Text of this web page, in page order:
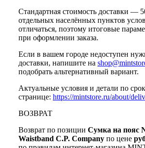
Стандартная стоимость доставки —
отдельных населённых пунктов
отличаться, поэтому итоговые
при оформлении заказа.
Если в вашем городе недоступен
доставки, напишите на
подобрать альтернативный вариант.
Актуальные условия и детали по
странице: https://mintstore.ru/about/
ВОЗВРАТ
Возврат по позиции Сумка на пояс
Waistband C.P. Company по цене